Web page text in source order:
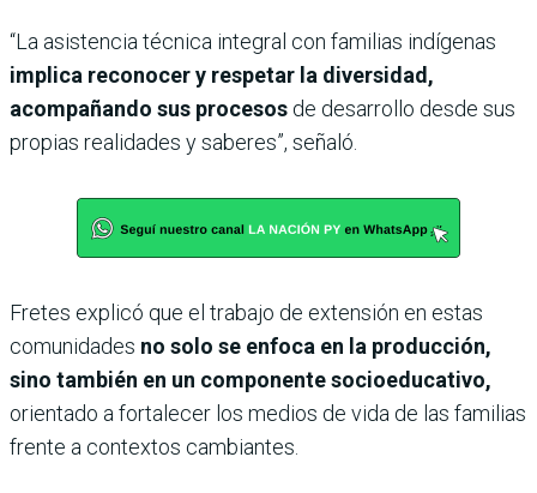
“La asistencia técnica integral con familias indígenas
implica reconocer y respetar la diversidad,
acompañando sus procesos de desarrollo desde sus
propias realidades y saberes”, señaló.
Fretes explicó que el trabajo de extensión en estas
comunidades no solo se enfoca en la producción,
sino también en un componente socioeducativo,
orientado a fortalecer los medios de vida de las familias
frente a contextos cambiantes.